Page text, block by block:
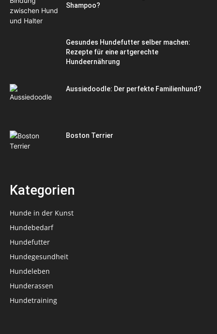
Shampoo?
Gesundes Hundefutter selber machen:
Rezepte für eine artgerechte
Hundeernährung
Aussiedoodle: Der perfekte Familienhund?
Boston Terrier
Kategorien
Hunde in der Kunst
Hundebedarf
Hundefutter
Hundegesundheit
Hundeleben
Hunderassen
Hundetraining